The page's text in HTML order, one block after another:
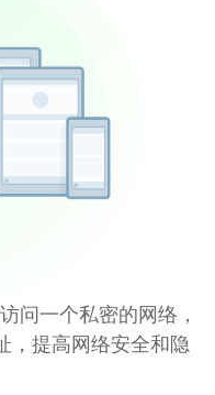
问一个私密的网络，
，提高网络安全和隐